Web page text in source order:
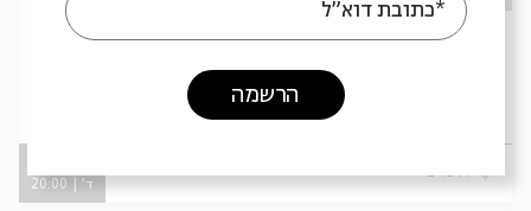
ספרות או מאבק
ירושלים
ד' | 20:00
*כתובת דוא"ל
הרשמה